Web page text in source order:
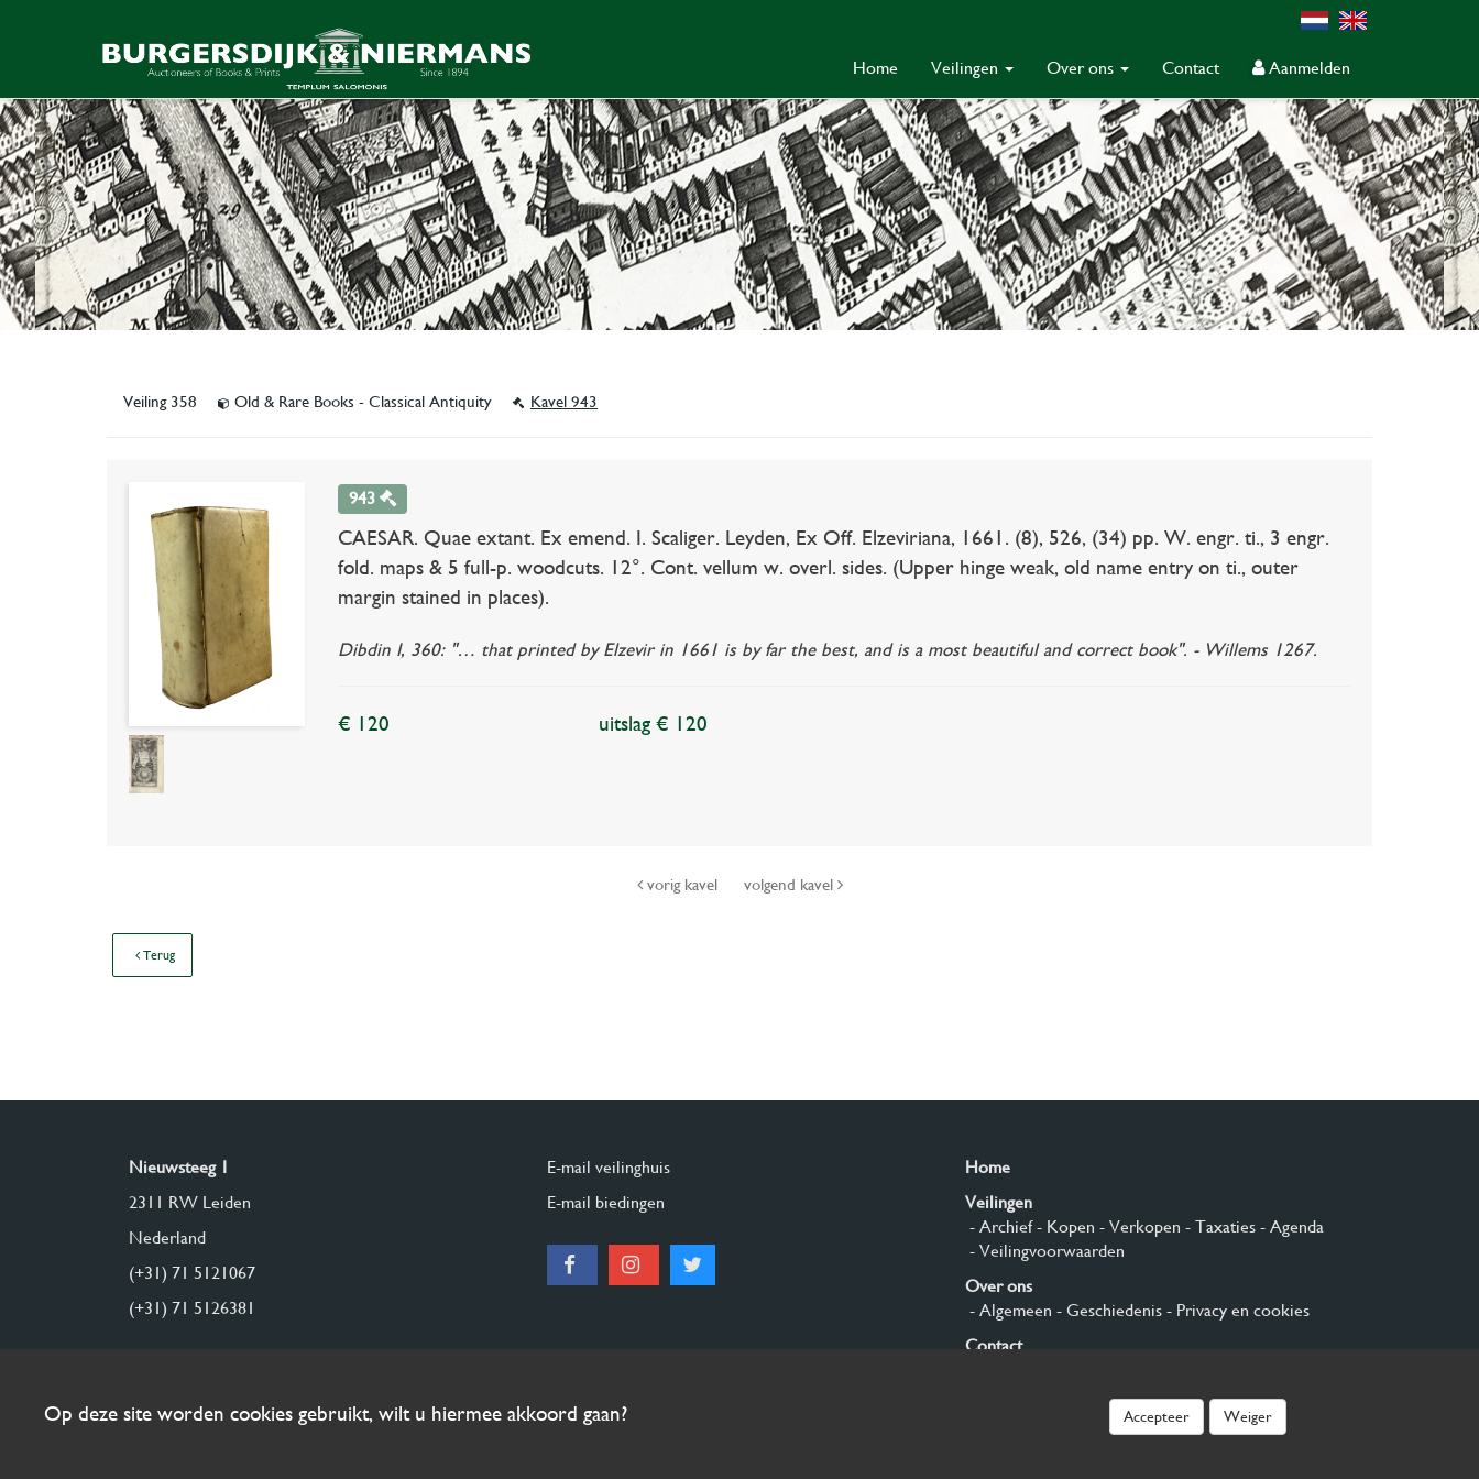
Home Veilingen Over ons Contact Aanmelden
Veiling 358 Old & Rare Books - Classical Antiquity Kavel 943
943
CAESAR. Quae extant. Ex emend. I. Scaliger. Leyden, Ex Off. Elzeviriana, 1661. (8), 526, (34) pp. W. engr. ti., 3 engr.
fold. maps & 5 full-p. woodcuts. 12°. Cont. vellum w. overl. sides. (Upper hinge weak, old name entry on ti., outer
margin stained in places).
Dibdin I, 360: "… that printed by Elzevir in 1661 is by far the best, and is a most beautiful and correct book". - Willems 1267.
€ 120 uitslag € 120
vorig kavel volgend kavel
Terug
Nieuwsteeg 1
2311 RW Leiden
Nederland
(+31) 71 5121067
(+31) 71 5126381
E-mail veilinghuis
E-mail biedingen
Home
Veilingen
- Archief- Kopen - Verkopen - Taxaties- Agenda
- Veilingvoorwaarden
Over ons
- Algemeen - Geschiedenis- Privacy en cookies
Contact
Op deze site worden cookies gebruikt, wilt u hiermee akkoord gaan? Accepteer Weiger